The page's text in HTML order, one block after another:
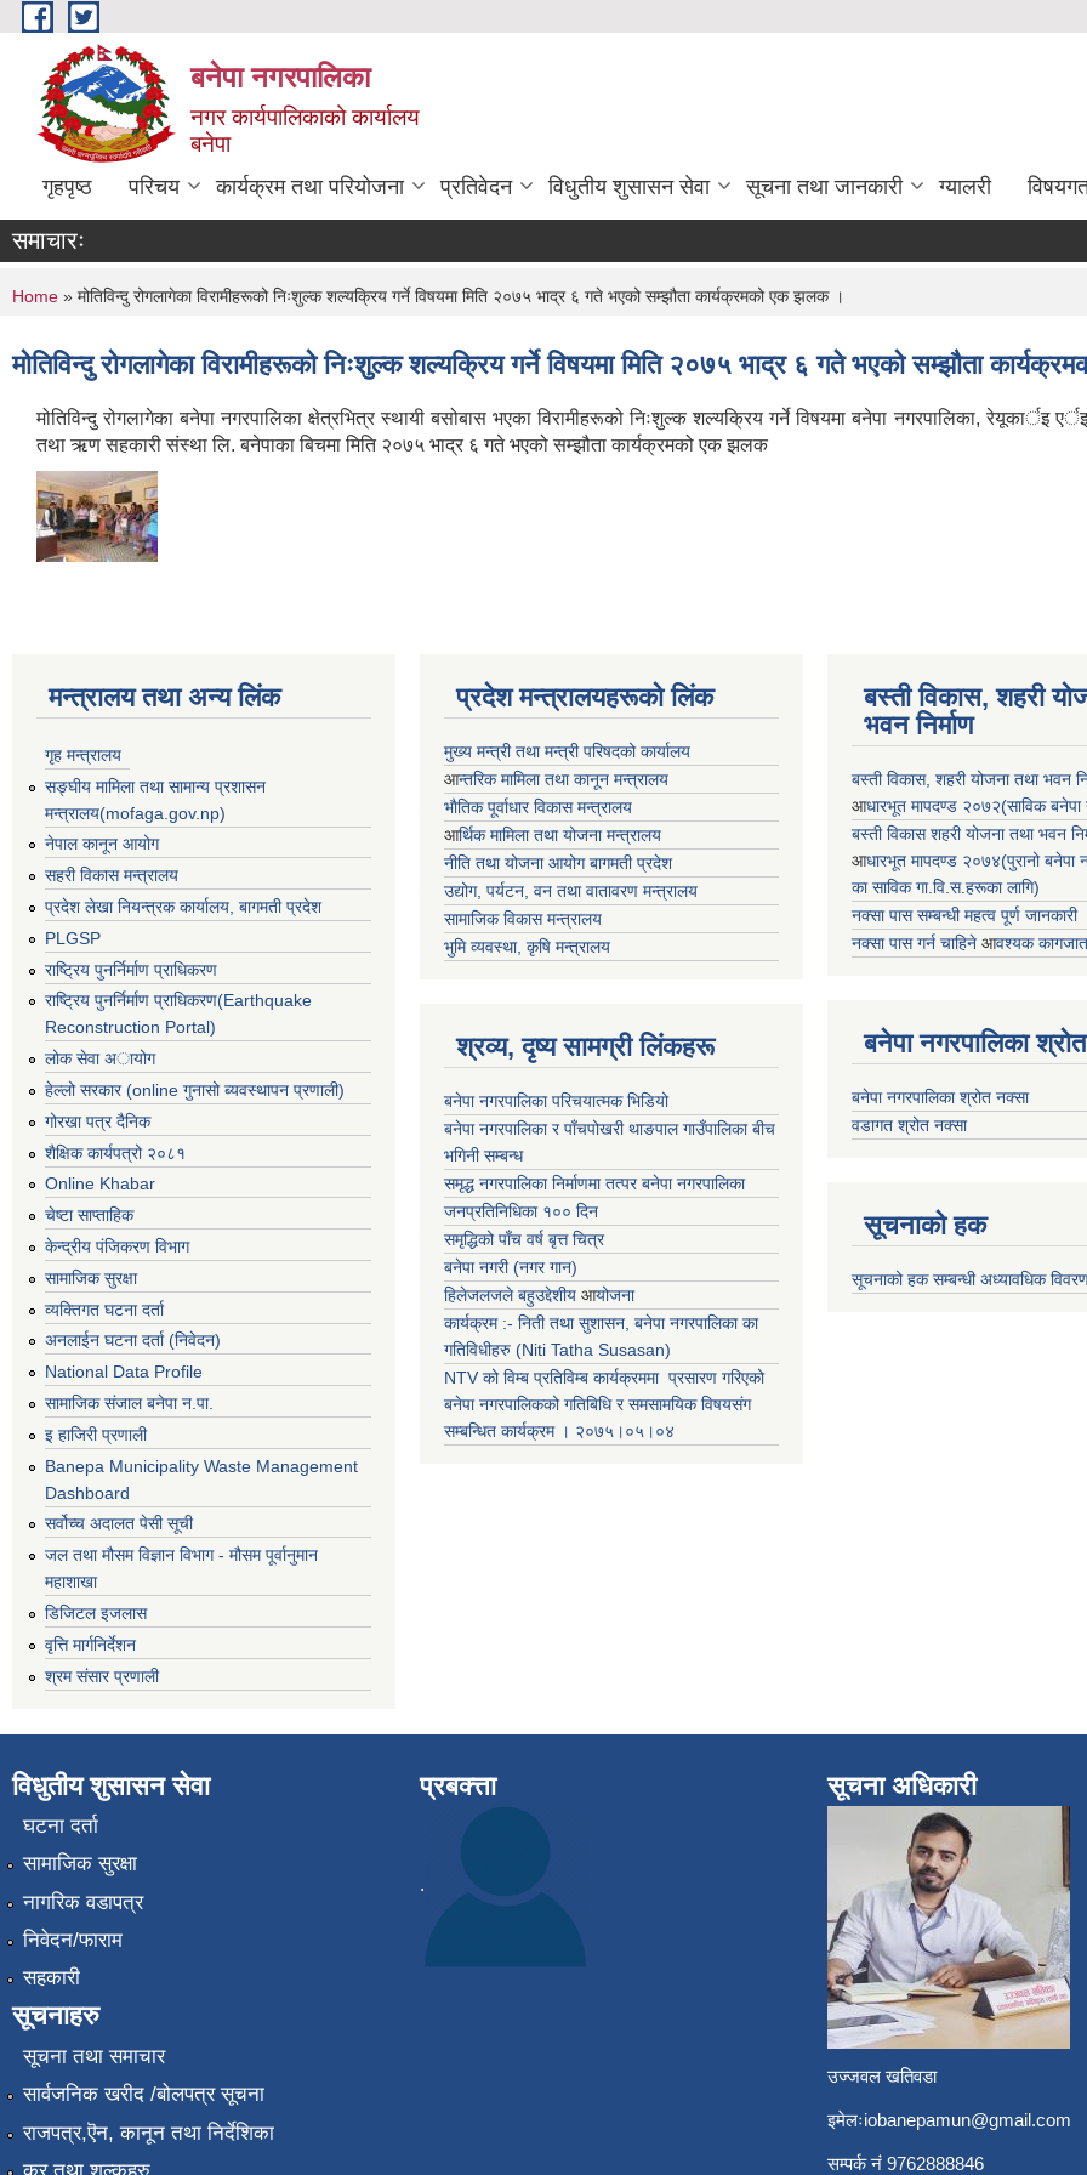
Skip to main content
बनेपा नगरपालिका
नगर कार्यपालिकाको कार्यालय
बनेपा
गृहपृष्ठ परिचय कार्यक्रम तथा परियोजना प्रतिवेदन विधुतीय शुसासन सेवा सूचना तथा जानकारी ग्यालरी
समाचारः
You are here
Home » मोतिविन्दु रोगलागेका विरामीहरूको निःशुल्क शल्यक्रिय गर्ने विषयमा मिति २०७५ भाद्र ६ गते भएको सम्झौता कार्यक्रमको एक झलक ।
मोतिविन्दु रोगलागेका विरामीहरूको निःशुल्क शल्यक्रिय गर्ने विषयमा मिति २०७५ भाद्र ६ गते भएको सम्झौता
मोतिविन्दु रोगलागेका बनेपा नगरपालिका क्षेत्रभित्र स्थायी बसोबास भएका विरामीहरूको निःशुल्क शल्यक्रिय गर्ने विषयमा बनेपा नगरपालिका,
तथा ऋण सहकारी संस्था लि. बनेपाका बिचमा मिति २०७५ भाद्र ६ गते भएको सम्झौता कार्यक्रमको एक झलक
मन्त्रालय तथा अन्य लिंक
गृह मन्त्रालय
सङ्घीय मामिला तथा सामान्य प्रशासन
मन्त्रालय(mofaga.gov.np)
नेपाल कानून आयोग
सहरी विकास मन्त्रालय
प्रदेश लेखा नियन्त्रक कार्यालय, बागमती प्रदेश
PLGSP
राष्ट्रिय पुनर्निर्माण प्राधिकरण
राष्ट्रिय पुनर्निर्माण प्राधिकरण(Earthquake
Reconstruction Portal)
लोक सेवा अायोग
हेल्लो सरकार (online गुनासो ब्यवस्थापन प्रणाली)
गोरखा पत्र दैनिक
शैक्षिक कार्यपत्रो २०८१
Online Khabar
चेष्टा साप्ताहिक
केन्द्रीय पंजिकरण विभाग
सामाजिक सुरक्षा
व्यक्तिगत घटना दर्ता
अनलाईन घटना दर्ता (निवेदन)
National Data Profile
सामाजिक संजाल बनेपा न.पा.
इ हाजिरी प्रणाली
Banepa Municipality Waste Management
Dashboard
सर्वोच्च अदालत पेसी सूची
जल तथा मौसम विज्ञान विभाग - मौसम पूर्वानुमान
महाशाखा
डिजिटल इजलास
वृत्ति मार्गनिर्देशन
श्रम संसार प्रणाली
प्रदेश मन्त्रालयहरूको लिंक
मुख्य मन्त्री तथा मन्त्री परिषदको कार्यालय
आन्तरिक मामिला तथा कानून मन्त्रालय
भाैतिक पूर्वाधार विकास मन्त्रालय
आर्थिक मामिला तथा योजना मन्त्रालय
नीति तथा योजना आयोग बागमती प्रदेश
उद्योग, पर्यटन, वन तथा वातावरण मन्त्रालय
सामाजिक विकास मन्त्रालय
भुमि व्यवस्था, कृषि मन्त्रालय
श्रव्य, दृष्य सामग्री लिंकहरू
बनेपा नगरपालिका परिचयात्मक भिडियो
बनेपा नगरपालिका र पाँचपोखरी थाङपाल गाउँपालिका बीच
भगिनी सम्बन्ध
समृद्ध नगरपालिका निर्माणमा तत्पर बनेपा नगरपालिका
जनप्रतिनिधिका १०० दिन
समृद्धिको पाँच वर्ष बृत्त चित्र
बनेपा नगरी (नगर गान)
हिलेजलजले बहुउद्देशीय आयोजना
कार्यक्रम :- निती तथा सुशासन, बनेपा नगरपालिका का
गतिविधीहरु (Niti Tatha Susasan)
NTV को विम्ब प्रतिविम्ब कार्यक्रममा प्रसारण गरिएको
बनेपा नगरपालिकको गतिबिधि र समसामयिक विषयसंग
सम्बन्धित कार्यक्रम । २०७५।०५।०४
बस्ती विकास, शहरी
भवन निर्माण
बस्ती विकास, शहरी योजना तथा भवन
आधारभूत मापदण्ड २०७२(साविक बनेपा
बस्ती विकास शहरी योजना तथा भवन
आधारभूत मापदण्ड २०७४(पुरानो बनेपा
का साविक गा.वि.स.हरूका लागि)
नक्सा पास सम्बन्धी महत्व पूर्ण जानकारी
नक्सा पास गर्न चाहिने आवश्यक
बनेपा नगरपालिका
बनेपा नगरपालिका श्रोत नक्सा
वडागत श्रोत नक्सा
सूचनाको हक
सूचनाको हक सम्बन्धी अध्यावधिक
विधुतीय शुसासन सेवा
घटना दर्ता
सामाजिक सुरक्षा
नागरिक वडापत्र
निवेदन/फाराम
सहकारी
सूचनाहरु
सूचना तथा समाचार
सार्वजनिक खरीद /बोलपत्र सूचना
राजपत्र,ऎन, कानून तथा निर्देशिका
प्रबक्त्ता
.
सूचना अधिकारी
उज्जवल खतिवडा
इमेलःiobanepamun@gmail.com
सम्पर्क नंं 9762888846